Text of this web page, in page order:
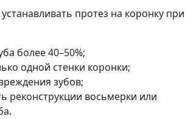
протез на коронку при
более 40–50%;
одной стенки коронки;
зубов;
реконструкции восьмерки или